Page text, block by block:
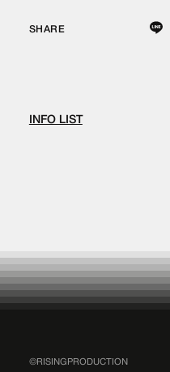
SHARE
INFO LIST
©RISINGPRODUCTION